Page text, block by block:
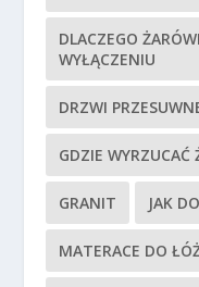
DLACZEGO
WYŁĄCZENIU
DRZWI
GDZIE WYRZUCAĆ
GRANIT JAK
MATERACE DO